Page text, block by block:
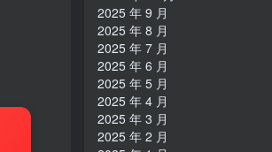
2025 年 9 月
2025 年 8 月
2025 年 7 月
2025 年 6 月
2025 年 5 月
2025 年 4 月
2025 年 3 月
2025 年 2 月